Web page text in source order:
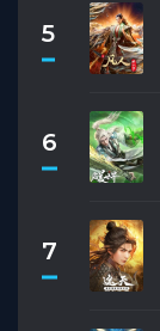
5
6
7